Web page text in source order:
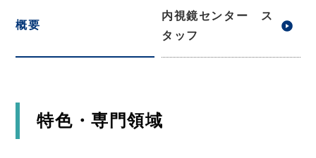
概要
内視鏡センター ス
タッフ
特色・専門領域